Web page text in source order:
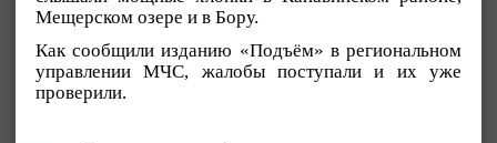
Мещерском озере и в Бору.
Как сообщили изданию «Подъём» в региональном
управлении МЧС, жалобы поступали и их уже
проверили.